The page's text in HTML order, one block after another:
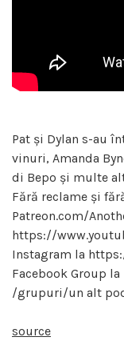
Pat și Dylan s-au
vinuri, Amanda
di Bepo și multe
Fără reclame și
Patreon.com/
https://
Instagram la
Facebook Group
/grupuri/un alt
source